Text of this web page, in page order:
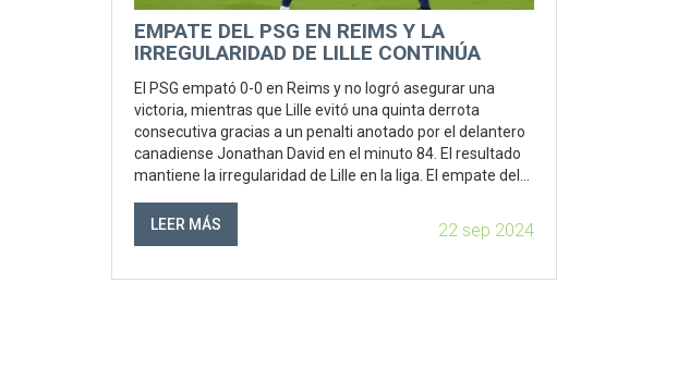
EMPATE DEL PSG EN REIMS Y LA
IRREGULARIDAD DE LILLE CONTINÚA
El PSG empató 0-0 en Reims y no logró asegurar una
victoria, mientras que Lille evitó una quinta derrota
consecutiva gracias a un penalti anotado por el delantero
canadiense Jonathan David en el minuto 84. El resultado
mantiene la irregularidad de Lille en la liga. El empate del
ya que perdieron una oportunidad para avanzar.
LEER MÁS 22 sep 2024